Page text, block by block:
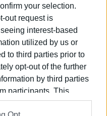
your selection.
out request is
interest-based
utilized by us or
to third parties prior to
opt-out of the further
by third parties
participants. This
by us to third parties
οι πολίτες να
τους πρόσωπα για
Αστυνομική
πολίτες, φορείς και
ιδιαίτερα τους
εξαπάτησης. Σε κάθε
απάτης, οι
άμεσα με την